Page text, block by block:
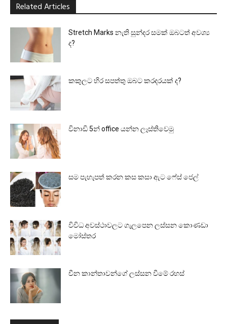
Related Articles
Stretch Marks නැති සුන්දර සමක් ඔබටත් අවශ්‍ය
ද?
කකුලට හිර සපත්තු ඔබට කරදරයක් ද?
විනාඩි 5න් office යන්න ලෑස්තිවෙමු
සම පැහැපත් කරන කස කසා ඇට ෆේස් ජෙල්
විවිධ අවස්ථාවලට ගැලපෙන ලස්සන කොණඩා
මෝස්තර
චීන කාන්තාවන්ගේ ලස්සන වීමේ රහස්